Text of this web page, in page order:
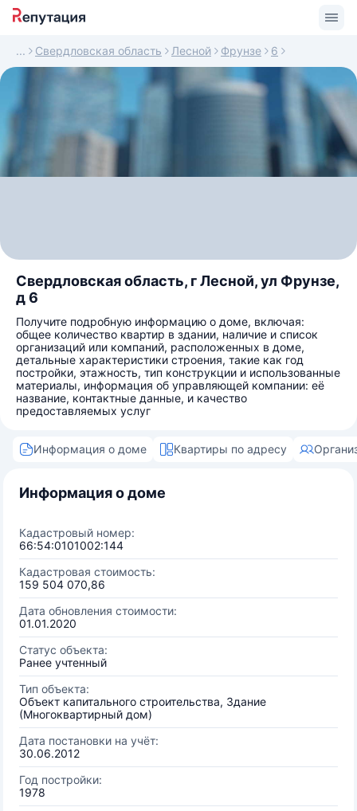
Свердловская область Лесной Фрунзе 6
Свердловская область, г Лесной, ул Фрунзе,
д 6
Получите подробную информацию о доме, включая:
общее количество квартир в здании, наличие и список
организаций или компаний, расположенных в доме,
детальные характеристики строения, такие как год
постройки, этажность, тип конструкции и использованные
материалы, информация об управляющей компании: её
название, контактные данные, и качество
предоставляемых услуг
Информация о доме Квартиры по адресу
Информация о доме
Кадастровый номер:
66:54:0101002:144
Кадастровая стоимость:
159 504 070,86
Дата обновления стоимости:
01.01.2020
Статус объекта:
Ранее учтенный
Тип объекта:
Объект капитального строительства, Здание
(Многоквартирный дом)
Дата постановки на учёт:
30.06.2012
Год постройки:
1978